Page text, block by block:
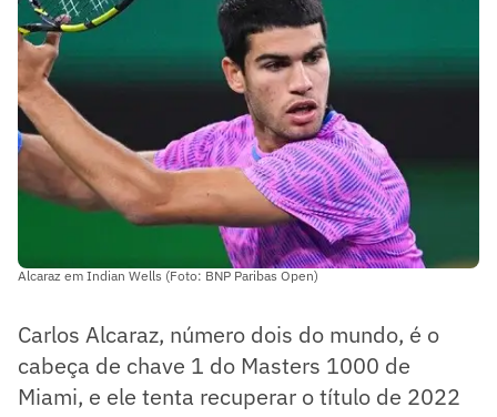
Alcaraz em Indian Wells (Foto: BNP Paribas Open)
Carlos Alcaraz, número dois do mundo, é o
cabeça de chave 1 do Masters 1000 de
Miami, e ele tenta recuperar o título de 2022